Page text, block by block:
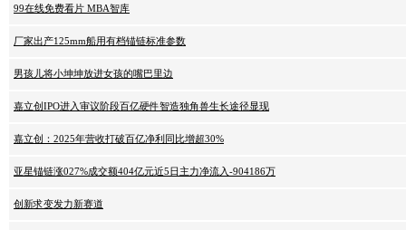
99在线免费看片 MBA智库
厂家出产125mm船用有档锚链标准参数
男孩儿将小坤坤放进女孩的嘴巴里边
嘉立创IPO进入审议阶段百亿硬件智造独角兽生长途径显现
嘉立创：2025年营收打破百亿净利同比增超30%
亚星锚链涨027%成交额404亿元近5日主力净流入-904186万
创新求变发力新赛道